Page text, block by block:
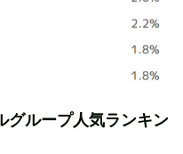
グループ人気ランキン